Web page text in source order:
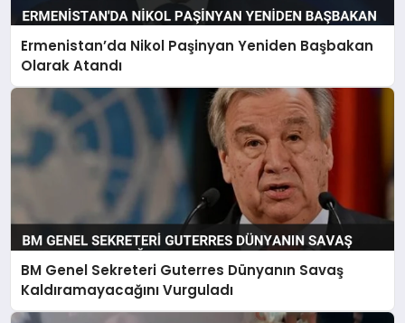
Ermenistan’da Nikol Paşinyan Yeniden Başbakan
Olarak Atandı
BM Genel Sekreteri Guterres Dünyanın Savaş
Kaldıramayacağını Vurguladı